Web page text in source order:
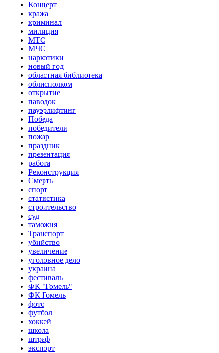
Концерт
кража
криминал
милиция
МТС
МЧС
наркотики
новый год
областная библиотека
облисполком
открытие
паводок
пауэрлифтинг
Победа
победители
пожар
праздник
презентация
работа
Реконструкция
Смерть
спорт
статистика
строительство
суд
таможня
Транспорт
убийство
увеличение
уголовное дело
украина
фестиваль
ФК "Гомель"
ФК Гомель
фото
футбол
хоккей
школа
штраф
экспорт